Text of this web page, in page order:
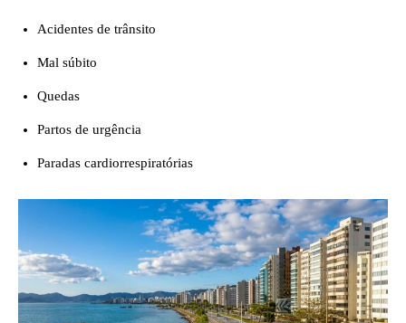
Acidentes de trânsito
Mal súbito
Quedas
Partos de urgência
Paradas cardiorrespiratórias